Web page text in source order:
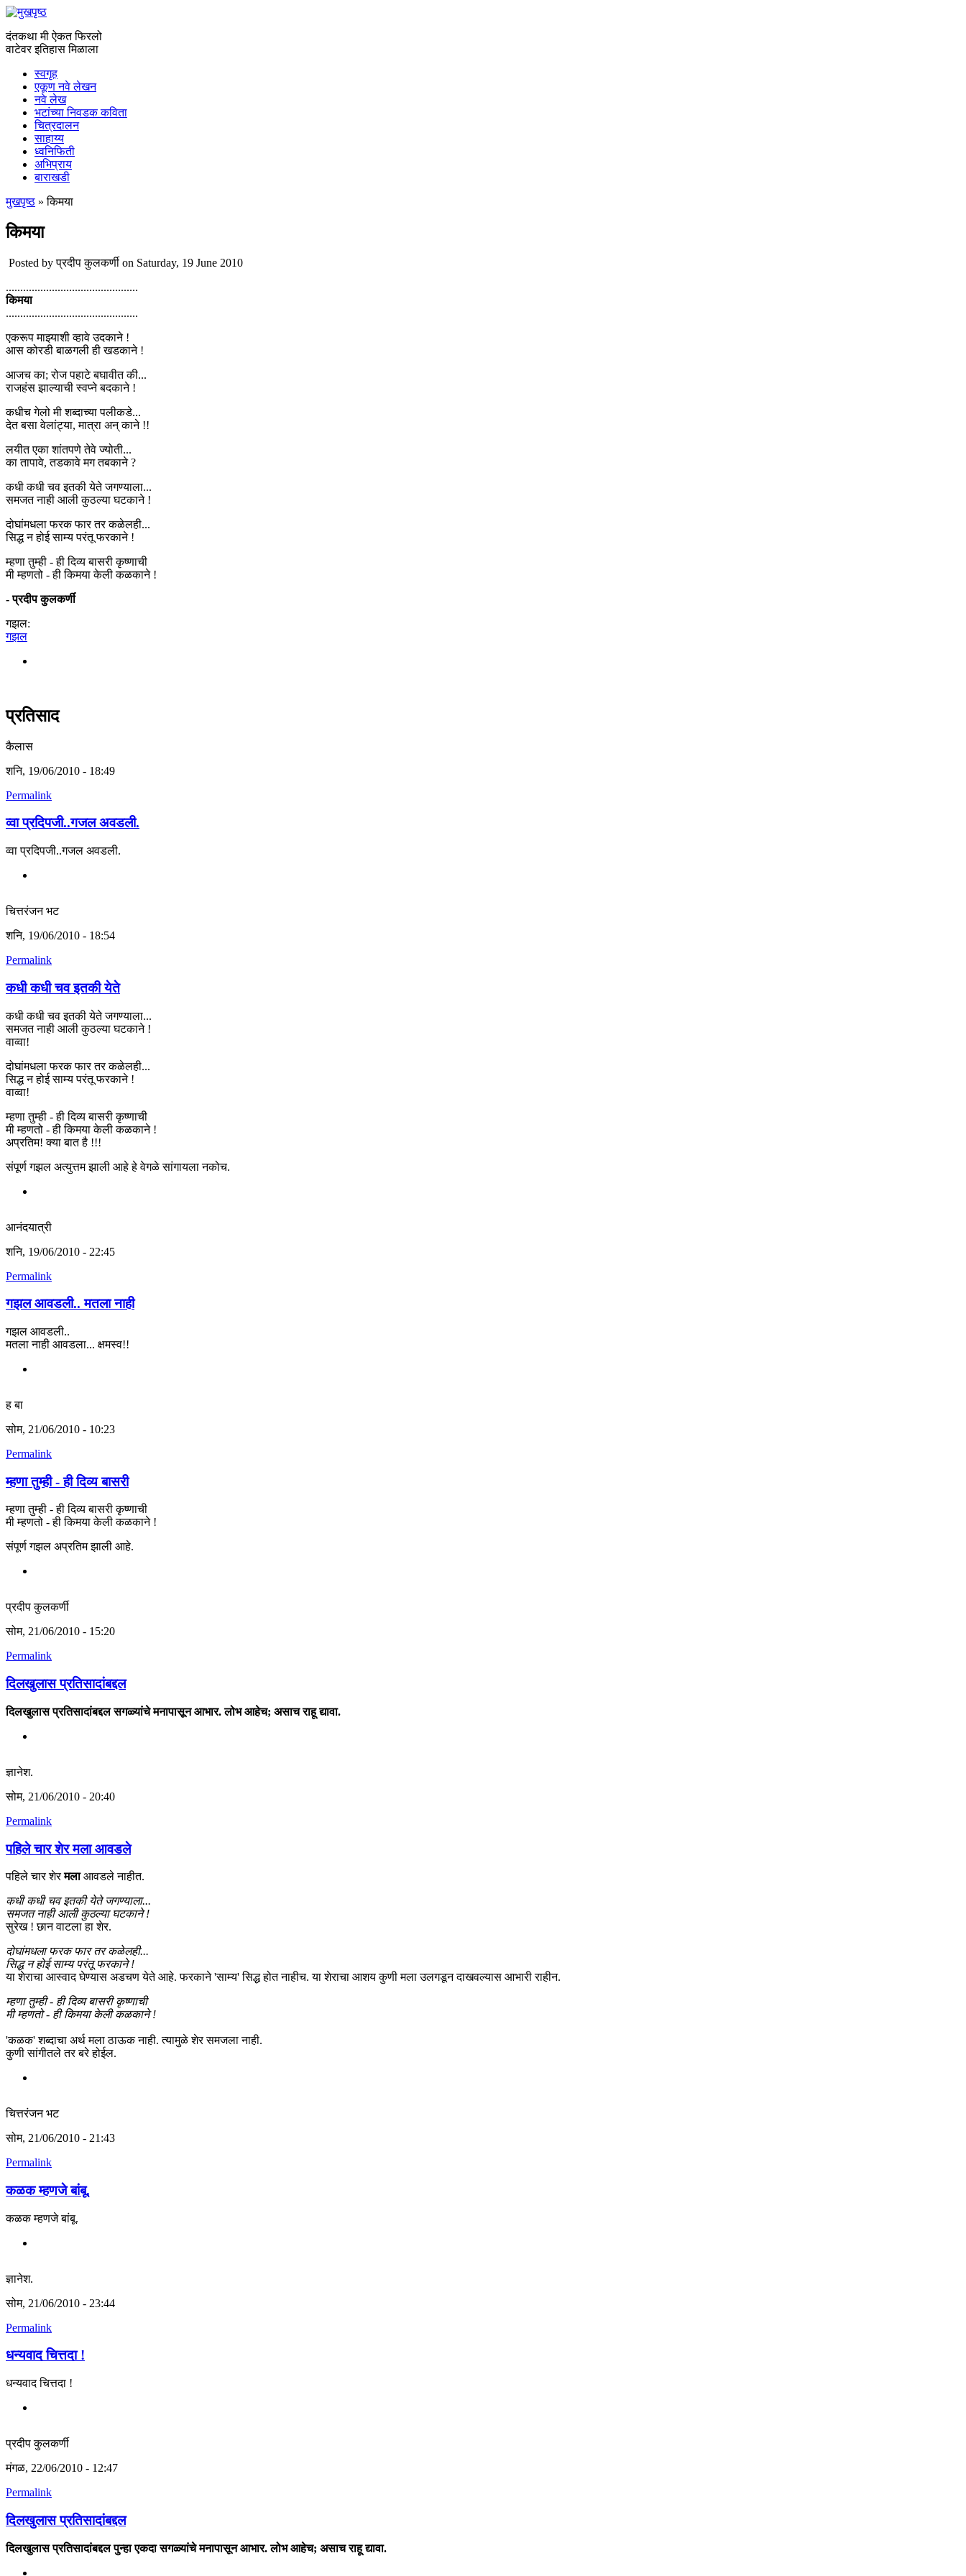
दंतकथा मी ऐकत फिरलो
वाटेवर इतिहास मिळाला
स्वगृह
एकूण नवे लेखन
नवे लेख
भटांच्या निवडक कविता
चित्रदालन
साहाय्य
ध्वनिफिती
अभिप्राय
बाराखडी
You are here
मुखपृष्ठ » किमया
किमया
Posted byप्रदीप कुलकर्णी on Saturday, 19 June 2010
..............................................
किमया
..............................................
एकरूप माझ्याशी व्हावे उदकाने !
आस कोरडी बाळगली ही खडकाने !
आजच का; रोज पहाटे बघावीत की...
राजहंस झाल्याची स्वप्ने बदकाने !
कधीच गेलो मी शब्दाच्या पलीकडे...
देत बसा वेलांट्या, मात्रा अन् काने !!
लयीत एका शांतपणे तेवे ज्योती...
का तापावे, तडकावे मग तबकाने ?
कधी कधी चव इतकी येते जगण्याला...
समजत नाही आली कुठल्या घटकाने !
दोघांमधला फरक फार तर कळेलही...
सिद्ध न होई साम्य परंतू फरकाने !
म्हणा तुम्ही - ही दिव्य बासरी कृष्णाची
मी म्हणतो - ही किमया केली कळकाने !
- प्रदीप कुलकर्णी
गझल:
गझल
प्रतिसाद
कैलास
शनि, 19/06/2010 - 18:49
Permalink
व्वा प्रदिपजी..गजल अवडली.
व्वा प्रदिपजी..गजल अवडली.
चित्तरंजन भट
शनि, 19/06/2010 - 18:54
Permalink
कधी कधी चव इतकी येते
कधी कधी चव इतकी येते जगण्याला...
समजत नाही आली कुठल्या घटकाने !
वाव्वा!
दोघांमधला फरक फार तर कळेलही...
सिद्ध न होई साम्य परंतू फरकाने !
वाव्वा!
म्हणा तुम्ही - ही दिव्य बासरी कृष्णाची
मी म्हणतो - ही किमया केली कळकाने !
अप्रतिम! क्या बात है !!!
संपूर्ण गझल अत्युत्तम झाली आहे हे वेगळे सांगायला नकोच.
आनंदयात्री
शनि, 19/06/2010 - 22:45
Permalink
गझल आवडली.. मतला नाही
गझल आवडली..
मतला नाही आवडला... क्षमस्व!!
ह बा
सोम, 21/06/2010 - 10:23
Permalink
म्हणा तुम्ही - ही दिव्य बासरी
म्हणा तुम्ही - ही दिव्य बासरी कृष्णाची
मी म्हणतो - ही किमया केली कळकाने !
संपूर्ण गझल अप्रतिम झाली आहे.
प्रदीप कुलकर्णी
सोम, 21/06/2010 - 15:20
Permalink
दिलखुलास प्रतिसादांबद्दल
दिलखुलास प्रतिसादांबद्दल सगळ्यांचे मनापासून आभार. लोभ आहेच; असाच राहू द्यावा.
ज्ञानेश.
सोम, 21/06/2010 - 20:40
Permalink
पहिले चार शेर मला आवडले
पहिले चार शेरमलाआवडले नाहीत.
कधी कधी चव इतकी येते जगण्याला...
समजत नाही आली कुठल्या घटकाने !
सुरेख ! छान वाटला हा शेर.
दोघांमधला फरक फार तर कळेलही...
सिद्ध न होई साम्य परंतू फरकाने !
या शेराचा आस्वाद घेण्यास अडचण येते आहे. फरकाने 'साम्य' सिद्ध होत नाहीच. या शेराचा आशय कुणी मला उलगडून दाखवल्यास आभारी राहीन.
म्हणा तुम्ही - ही दिव्य बासरी कृष्णाची
मी म्हणतो - ही किमया केली कळकाने !
'कळक' शब्दाचा अर्थ मला ठाऊक नाही. त्यामुळे शेर समजला नाही.
कुणी सांगीतले तर बरे होईल.
चित्तरंजन भट
सोम, 21/06/2010 - 21:43
Permalink
कळक म्हणजे बांबू.
कळक म्हणजे बांबू.
ज्ञानेश.
सोम, 21/06/2010 - 23:44
Permalink
धन्यवाद चित्तदा !
धन्यवाद चित्तदा !
प्रदीप कुलकर्णी
मंगळ, 22/06/2010 - 12:47
Permalink
दिलखुलास प्रतिसादांबद्दल
दिलखुलास प्रतिसादांबद्दल पुन्हा एकदा सगळ्यांचे मनापासून आभार. लोभ आहेच; असाच राहू द्यावा.